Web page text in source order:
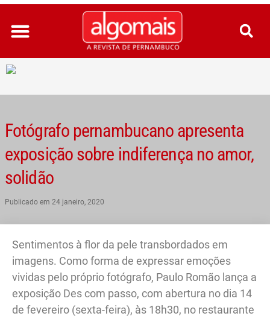
Ir
para
conteúdo
Fotógrafo pernambucano apresenta
exposição sobre indiferença no amor,
solidão
Publicado em 24 janeiro, 2020
Sentimentos à flor da pele transbordados em
imagens. Como forma de expressar emoções
vividas pelo próprio fotógrafo, Paulo Romão lança a
exposição Des com passo, com abertura no dia 14
de fevereiro (sexta-feira), às 18h30, no restaurante